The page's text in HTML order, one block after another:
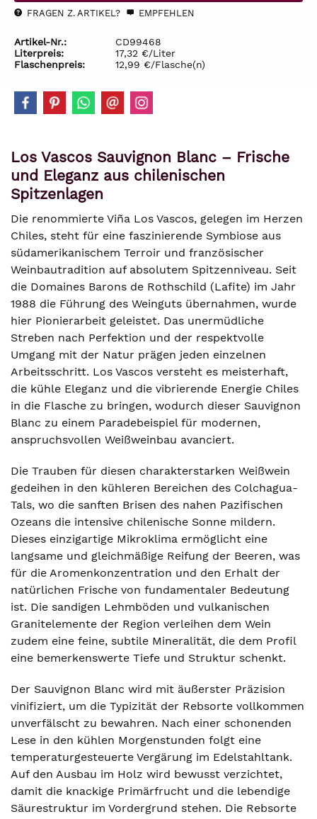
FRAGEN Z. ARTIKEL? EMPFEHLEN
Artikel-Nr.:
CD99468
Literpreis:
17,32 €/Liter
Flaschenpreis:
12,99 €/Flasche(n)
Los Vascos Sauvignon Blanc – Frische
und Eleganz aus chilenischen
Spitzenlagen
Die renommierte Viña Los Vascos, gelegen im Herzen
Chiles, steht für eine faszinierende Symbiose aus
südamerikanischem Terroir und französischer
Weinbautradition auf absolutem Spitzenniveau. Seit
die Domaines Barons de Rothschild (Lafite) im Jahr
1988 die Führung des Weinguts übernahmen, wurde
hier Pionierarbeit geleistet. Das unermüdliche
Streben nach Perfektion und der respektvolle
Umgang mit der Natur prägen jeden einzelnen
Arbeitsschritt. Los Vascos versteht es meisterhaft,
die kühle Eleganz und die vibrierende Energie Chiles
in die Flasche zu bringen, wodurch dieser Sauvignon
Blanc zu einem Paradebeispiel für modernen,
anspruchsvollen Weißweinbau avanciert.
Die Trauben für diesen charakterstarken Weißwein
gedeihen in den kühleren Bereichen des Colchagua-
Tals, wo die sanften Brisen des nahen Pazifischen
Ozeans die intensive chilenische Sonne mildern.
Dieses einzigartige Mikroklima ermöglicht eine
langsame und gleichmäßige Reifung der Beeren, was
für die Aromenkonzentration und den Erhalt der
natürlichen Frische von fundamentaler Bedeutung
ist. Die sandigen Lehmböden und vulkanischen
Granitelemente der Region verleihen dem Wein
zudem eine feine, subtile Mineralität, die dem Profil
eine bemerkenswerte Tiefe und Struktur schenkt.
Der Sauvignon Blanc wird mit äußerster Präzision
vinifiziert, um die Typizität der Rebsorte vollkommen
unverfälscht zu bewahren. Nach einer schonenden
Lese in den kühlen Morgenstunden folgt eine
temperaturgesteuerte Vergärung im Edelstahltank.
Auf den Ausbau im Holz wird bewusst verzichtet,
damit die knackige Primärfrucht und die lebendige
Säurestruktur im Vordergrund stehen. Die Rebsorte